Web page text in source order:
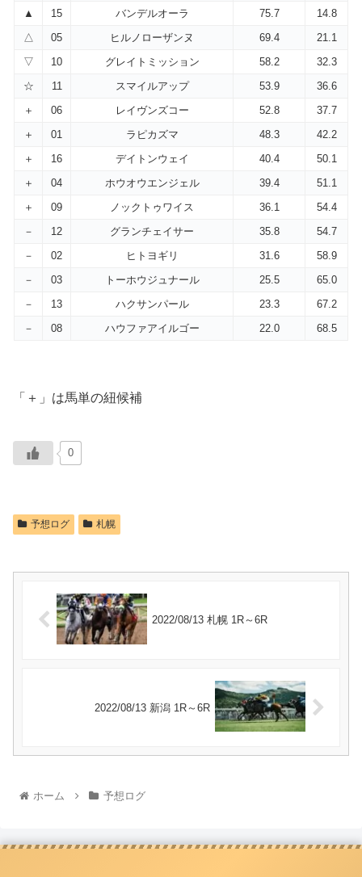
▲
15 バンデルオーラ 75.7
14.8
△
05 ヒルノローザンヌ 69.4
21.1
▽
10 グレイトミッション 58.2
32.3
☆
11 スマイルアップ 53.9
36.6
＋
06 レイヴンズコー 52.8
37.7
＋
01 ラピカズマ 48.3
42.2
＋
16 デイトンウェイ 40.4
50.1
＋
04 ホウオウエンジェル 39.4
51.1
＋
09 ノックトゥワイス 36.1
54.4
－
12 グランチェイサー 35.8
54.7
－
02 ヒトヨギリ 31.6
58.9
－
03 トーホウジュナール 25.5
65.0
－
13 ハクサンパール 23.3
67.2
－
08 ハウファアイルゴー 22.0 68.5
「＋」は馬単の紐候補
0
予想ログ 札幌
2022/08/13 札幌 1R～6R
2022/08/13 新潟 1R～6R
ホーム 予想ログ